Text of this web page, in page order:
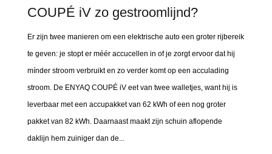
COUPÉ iV zo gestroomlijnd?
Er zijn twee manieren om een elektrische auto een groter rijbereik
te geven: je stopt er méér accucellen in of je zorgt ervoor dat hij
mínder stroom verbruikt en zo verder komt op een acculading
stroom. De ENYAQ COUPÉ iV eet van twee walletjes, want hij is
leverbaar met een accupakket van 62 kWh of een nog groter
pakket van 82 kWh. Daarnaast maakt zijn schuin aflopende
daklijn hem zuiniger dan de...